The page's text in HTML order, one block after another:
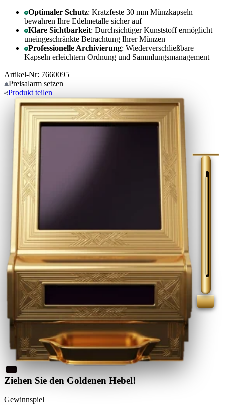
Optimaler Schutz: Kratzfeste 30 mm Münzkapseln
bewahren Ihre Edelmetalle sicher auf
Klare Sichtbarkeit: Durchsichtiger Kunststoff ermöglicht
uneingeschränkte Betrachtung Ihrer Münzen
Professionelle Archivierung: Wiederverschließbare
Kapseln erleichtern Ordnung und Sammlungsmanagement
Artikel-Nr: 7660095
Preisalarm setzen
Produkt teilen
Ziehen Sie den Goldenen Hebel!
Gewinnspiel